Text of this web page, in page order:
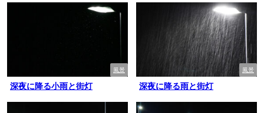
風景
深夜に降る小雨と街灯
風景
深夜に降る雨と街灯